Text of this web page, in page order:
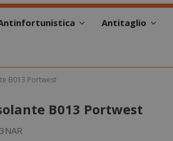
Antitaglio
B013 Portwest
B013 Portwest